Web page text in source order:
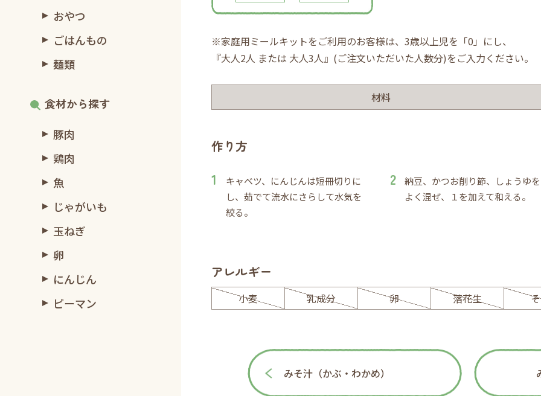
おやつ
ごはんもの
麺類
食材から探す
豚肉
鶏肉
魚
じゃがいも
玉ねぎ
卵
にんじん
ピーマン
※家庭用ミールキットをご利用のお客様は、3歳以上児を「0」にし、
『大人2人 または 大人3人』(ご注文いただいた人数分)をご入力ください。
材料
作り方
キャベツ、にんじんは短冊切りに
し、茹でて流水にさらして水気を
絞る。
納豆、かつお削り節、しょうゆを
よく混ぜ、１を加えて和える。
アレルギー
小麦 乳成分 卵 落花生
みそ汁（かぶ・わかめ）